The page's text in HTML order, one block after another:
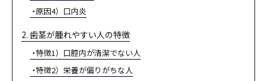
原因4）口内炎
2. 歯茎が腫れやすい人の特徴
特徴1）口腔内が清潔でない人
特徴2）栄養が偏りがちな人